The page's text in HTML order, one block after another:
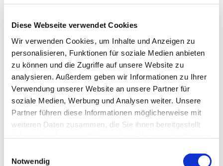
Diese Webseite verwendet Cookies
Wir verwenden Cookies, um Inhalte und Anzeigen zu
personalisieren, Funktionen für soziale Medien anbieten
zu können und die Zugriffe auf unsere Website zu
analysieren. Außerdem geben wir Informationen zu Ihrer
Verwendung unserer Website an unsere Partner für
soziale Medien, Werbung und Analysen weiter. Unsere
Partner führen diese Informationen möglicherweise mit
weiteren Daten zusammen, die Sie ihnen bereitgestellt
Notwendig